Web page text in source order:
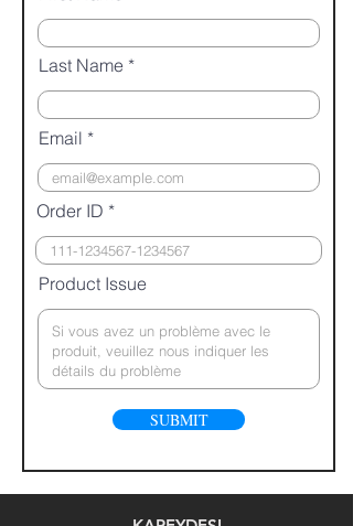
Last Name
Email
Order ID
Product Issue
SUBMIT